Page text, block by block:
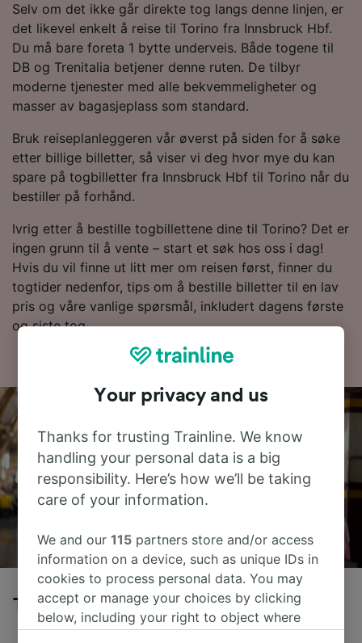
Selv om det ikke går direkte tog langs denne linjen, er
det likevel enkelt å reise til Torino fra Innsbruck Hbf.
Du må bare foreta 1 bytte underveis. Både togene til
DB og Trenitalia betjener denne ruten. De tilbyr
moderne tjenester med alle bekvemmeligheter og
masser av bagasjeplass som standard.
Bruk reiseplanleggeren vår øverst på siden for å søke
etter billige billetter, så viser vi deg hvor mye du kan
spare på togbilletter fra Innsbruck Hbf til Torino når du
bestiller på forhånd.
Ivrig etter å bestille togbillettene dine til Torino? Det er
ingen grunn til å vente – start et søk hos oss i dag!
Hvis du vil finne ut litt mer om reisen først, finner du
togtider nedenfor, tips om å bestille billetter til en lav
pris og våre vanlige spørsmål, inkludert dagens første
og siste tog.
Tog fra Innsbruck Hbf til Torino
Your privacy and us
Thanks for trusting Trainline. We know
handling your personal data is a big
responsibility. Here’s how we’ll be taking
care of your information.
We and our115 partners store and/or access
information on a device, such as unique IDs in
cookies to process personal data. You may
accept or manage your choices by clicking
below, including your right to object where